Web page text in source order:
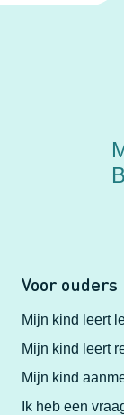
Voor ouders
Mijn kind leert
Mijn kind leert
Mijn kind
Ik heb een